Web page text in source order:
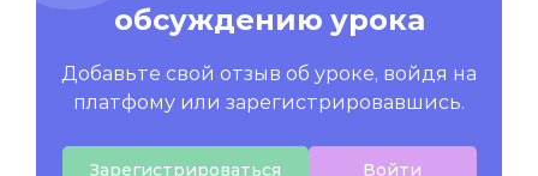
обсуждению урока
Добавьте свой отзыв об уроке, войдя на
платфому или зарегистрировавшись.
Зарегистрироваться Войти